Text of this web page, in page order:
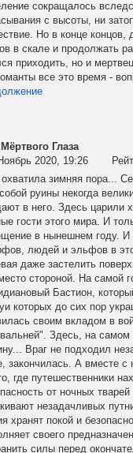
сокращалось
с высоты, ни
Но в конце
в скале и продолжать
приходить, но и
все это время -
Глаза
2020, 19:26
зимняя пора...
руины некогда
в него. Здесь царили
гости этого мира. И
в нынешнем году. И
людей и эльфов в
даже застелить
стороной. На самой
Бастион,
которых до сих пор
своим вкладом в
Здесь, на
Враг не подходил
закончилась. А вместе с
где путешественники
от ночных
незадачливых
хранят покой и
своего
силы перед